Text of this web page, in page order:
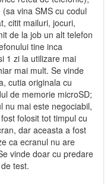
vina SMS cu codul
citit mailuri, jocuri,
de la job un alt telefon
tine inca
1 zi la utilizare mai
mai mult. Se vinde
cutia originala cu
de memorie microSD;
nu mai este negociabil,
folosit tot timpul cu
dar aceasta a fost
ca ecranul nu are
vinde doar cu predare
test.